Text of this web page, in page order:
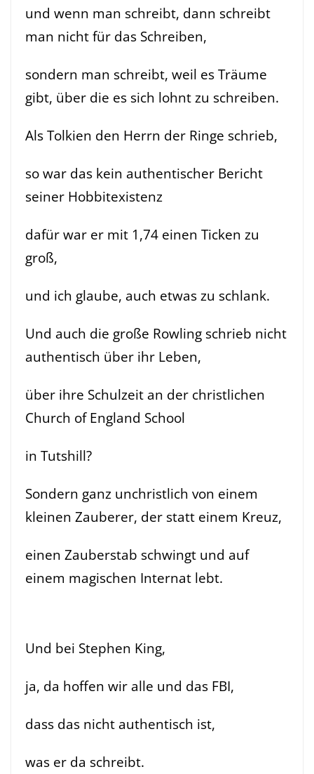
und wenn man schreibt, dann schreibt
man nicht für das Schreiben,
sondern man schreibt, weil es Träume
gibt, über die es sich lohnt zu schreiben.
Als Tolkien den Herrn der Ringe schrieb,
so war das kein authentischer Bericht
seiner Hobbitexistenz
dafür war er mit 1,74 einen Ticken zu
groß,
und ich glaube, auch etwas zu schlank.
Und auch die große Rowling schrieb nicht
authentisch über ihr Leben,
über ihre Schulzeit an der christlichen
Church of England School
in Tutshill?
Sondern ganz unchristlich von einem
kleinen Zauberer, der statt einem Kreuz,
einen Zauberstab schwingt und auf
einem magischen Internat lebt.
Und bei Stephen King,
ja, da hoffen wir alle und das FBI,
dass das nicht authentisch ist,
was er da schreibt.